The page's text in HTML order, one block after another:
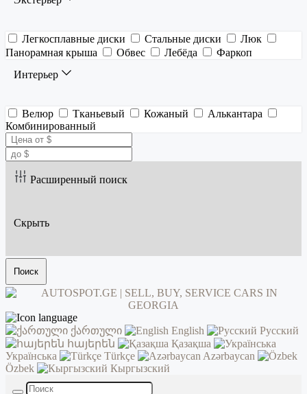
Легкосплавные диски Стальные диски
Люк
Панорамная крыша
Обвес Лебёда
Фаркоп
Интерьер
Велюр Тканьевый Кожаный
Алькантара
Комбинированный
Расширенный поиск
Скрыть
Поиск
ქართული English
Русский
հայերեն
Қазақша
Українська
Türkçe
Azərbaycan
Özbek
Кыргызский